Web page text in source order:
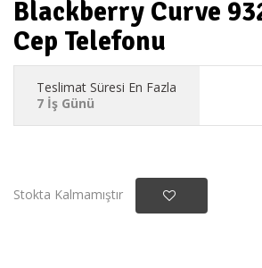
Blackberry Curve
Cep Telefonu
Teslimat Süresi En Fazla
7 İş Günü
Stokta Kalmamıştır